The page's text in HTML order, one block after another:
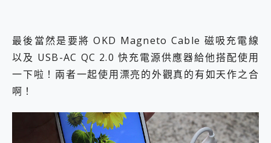
最後當然是要將 OKD Magneto Cable 磁吸充電線
以及 USB-AC QC 2.0 快充電源供應器給他搭配使用
一下啦！兩者一起使用漂亮的外觀真的有如天作之合
啊！